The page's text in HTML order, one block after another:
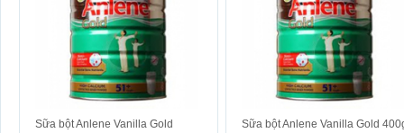
Sữa bột Anlene Vanilla Gold
Sữa bột Anlene Vanilla Gold